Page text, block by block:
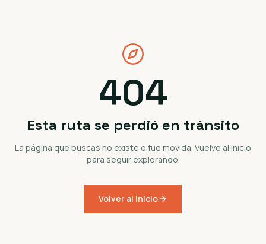
404
Esta ruta se perdió en tránsito
La página que buscas no existe o fue movida. Vuelve al inicio
para seguir explorando.
Volver al inicio